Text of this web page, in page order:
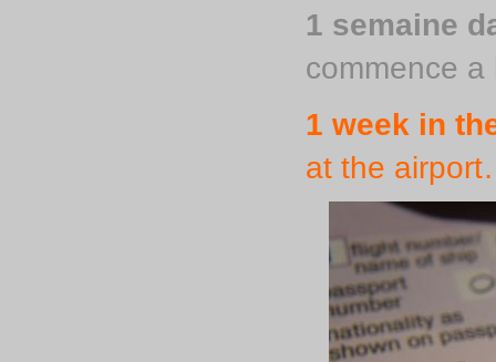
1 semaine
commence
1 week in
at the